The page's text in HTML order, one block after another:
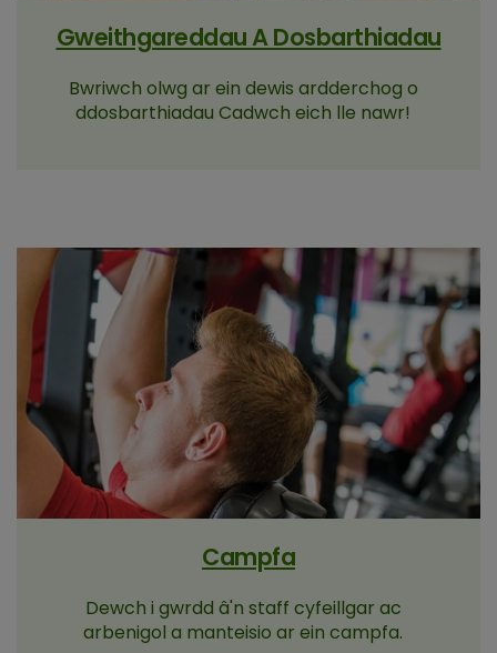
Gweithgareddau A Dosbarthiadau
Bwriwch olwg ar ein dewis ardderchog o
ddosbarthiadau Cadwch eich lle nawr!
Campfa
Dewch i gwrdd â'n staff cyfeillgar ac
arbenigol a manteisio ar ein campfa.